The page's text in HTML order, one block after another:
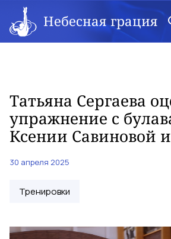
Небесная грация
Татьяна Сергаева
упражнение с
Ксении Савиновой
30 апреля 2025
Тренировки